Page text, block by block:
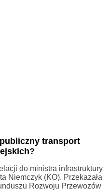
transport
do ministra infrastruktury
Niemczyk (KO). Przekazała
Rozwoju Przewozów